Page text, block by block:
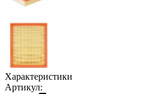
Характеристики
Артикул: